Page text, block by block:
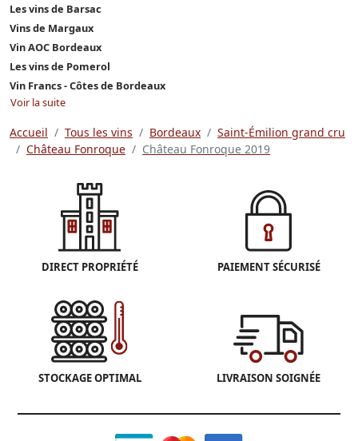
Les vins de Barsac
Vins de Margaux
Vin AOC Bordeaux
Les vins de Pomerol
Vin Francs - Côtes de Bordeaux
Voir la suite
Accueil Tous les vins Bordeaux
Saint-Émilion grand cru
Château Fonroque
Château Fonroque 2019
DIRECT PROPRIÉTÉ PAIEMENT SÉCURISÉ
STOCKAGE OPTIMAL LIVRAISON SOIGNÉE